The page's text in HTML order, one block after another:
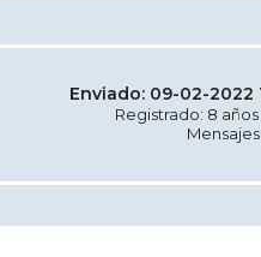
Enviado: 09-02-2022
Registrado: 8